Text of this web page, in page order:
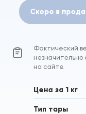
Скоро в
Фактический
незначительно
на сайте.
Цена за 1 кг
Тип тары